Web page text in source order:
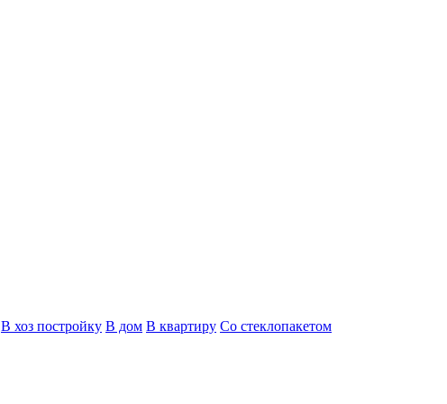
В хоз постройку В дом В квартиру Со стеклопакетом